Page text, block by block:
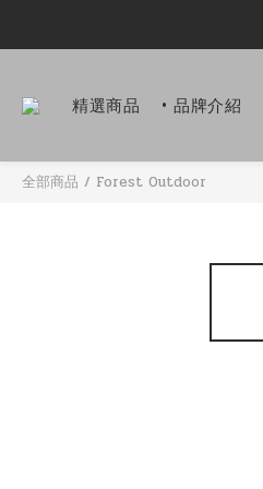
精選商品 • 品牌介紹
全部商品 / Forest Outdoor